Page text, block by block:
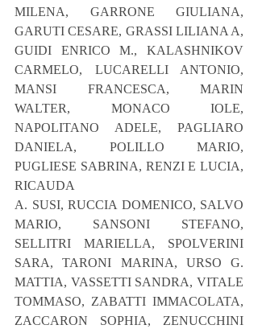
MILENA, GARRONE GIULIANA,
GARUTI CESARE, GRASSI LILIANA A,
GUIDI ENRICO M., KALASHNIKOV
CARMELO, LUCARELLI ANTONIO,
MANSI FRANCESCA, MARIN
WALTER, MONACO IOLE,
NAPOLITANO ADELE, PAGLIARO
DANIELA, POLILLO MARIO,
PUGLIESE SABRINA, RENZI E LUCIA,
RICAUDA
A. SUSI, RUCCIA DOMENICO, SALVO
MARIO, SANSONI STEFANO,
SELLITRI MARIELLA, SPOLVERINI
SARA, TARONI MARINA, URSO G.
MATTIA, VASSETTI SANDRA, VITALE
TOMMASO, ZABATTI IMMACOLATA,
ZACCARON SOPHIA, ZENUCCHINI